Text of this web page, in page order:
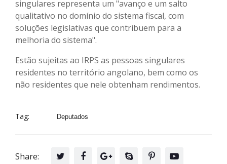
singulares representa um "avanço e um salto
qualitativo no domínio do sistema fiscal, com
soluções legislativas que contribuem para a
melhoria do sistema".
Estão sujeitas ao IRPS as pessoas singulares
residentes no território angolano, bem como os
não residentes que nele obtenham rendimentos.
Tag: Deputados
Share: